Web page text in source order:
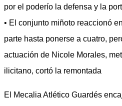
por el poderío la defensa y la
• El conjunto miñoto reaccionó
parte hasta ponerse a cuatro,
actuación de Nicole Morales,
ilicitano, cortó la remontada
El Mecalia Atlético Guardés